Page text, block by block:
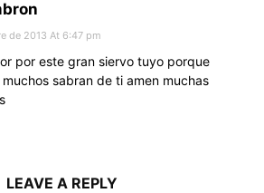
de 2013 At 6:47 pm
por este gran siervo tuyo porque
sabran de ti amen muchas
LEAVE A REPLY